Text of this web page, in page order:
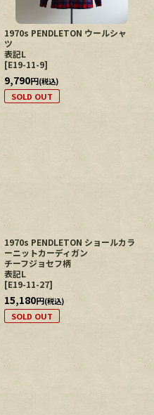
1970s PENDLETON ウールシャ
ツ
表記L
[E19-11-9]
9,790円(税込)
SOLD OUT
1970s PENDLETON ショールカラ
ーニットカーディガン
チーフジョセフ柄
表記L
[E19-11-27]
15,180円(税込)
SOLD OUT